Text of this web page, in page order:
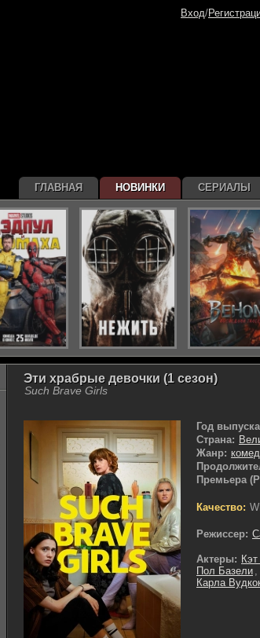
Эти храбрые девочки (1 сезон)
Such Brave Girls
Год
Страна:
Жанр:
Премьера
Качество:
Режиссер:
Актеры:
Пол Базели ,
Карла
ГЛАВНАЯ НОВИНКИ СЕРИАЛЫ
Вход/